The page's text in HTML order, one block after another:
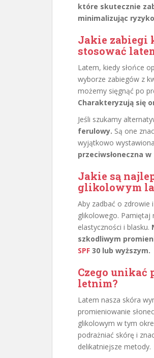
które skutecznie
minimalizując
Jakie zabiegi
stosować
Latem, kiedy słońce
wyborze zabiegów z
możemy sięgnąć po
Charakteryzują się
Jeśli szukamy
ferulowy. Są one
wyjątkowo
przeciwsłoneczna
Jakie są
glikolowym
Aby zadbać o zdrowie
glikolowego.
elastyczności i blasku.
szkodliwym
SPF 30 lub wyższym.
Czego
letnim?
Latem nasza skóra
promieniowanie
glikolowym w tym
podrażniać skórę i
delikatniejsze metody.